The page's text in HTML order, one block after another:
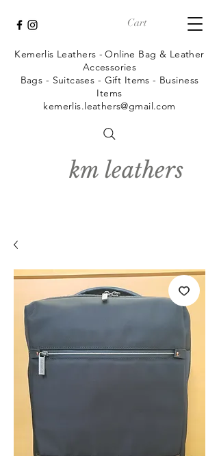
Cart
km leathers
Kemerlis Leathers - Online Bag & Leather
Accessories
Bags - Suitcases - Gift Items - Business
Items
kemerlis.leathers@gmail.com